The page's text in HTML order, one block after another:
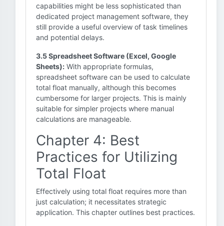
capabilities might be less sophisticated than
dedicated project management software, they
still provide a useful overview of task timelines
and potential delays.
3.5 Spreadsheet Software (Excel, Google
Sheets): With appropriate formulas,
spreadsheet software can be used to calculate
total float manually, although this becomes
cumbersome for larger projects. This is mainly
suitable for simpler projects where manual
calculations are manageable.
Chapter 4: Best
Practices for Utilizing
Total Float
Effectively using total float requires more than
just calculation; it necessitates strategic
application. This chapter outlines best practices.